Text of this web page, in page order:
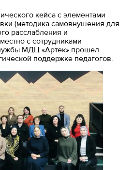
кейса c элементами
(методика самовнушения для
расслабления и
с сотрудниками
МДЦ «Артек» прошел
поддержке педагогов.